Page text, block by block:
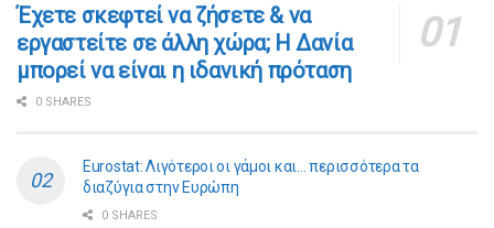
​​Έχετε σκεφτεί να ζήσετε & να
εργαστείτε σε άλλη χώρα; Η Δανία
μπορεί να είναι η ιδανική πρόταση
0 SHARES
Eurostat: Λιγότεροι οι γάμοι και… περισσότερα τα
διαζύγια στην Ευρώπη
0 SHARES